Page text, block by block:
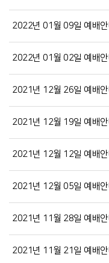
2022년 01월 09일 예배안
2022년 01월 02일 예배안
2021년 12월 26일 예배안
2021년 12월 19일 예배안
2021년 12월 12일 예배안
2021년 12월 05일 예배안
2021년 11월 28일 예배안
2021년 11월 21일 예배안